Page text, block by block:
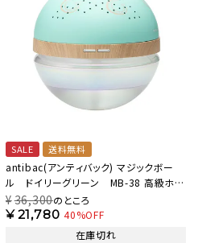
SALE 送料無料
antibac(アンティバック) マジックボー
ル ドイリーグリーン MB-38 高級ホテ
ルのインテリア色を 【AB】
¥36,300のところ
¥21,780 40%OFF
在庫切れ